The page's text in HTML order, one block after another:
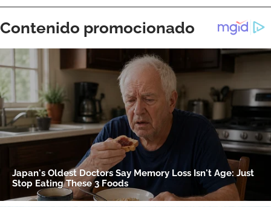
Gracias por suscribirte a nuestro boletín.
ACEPTAR